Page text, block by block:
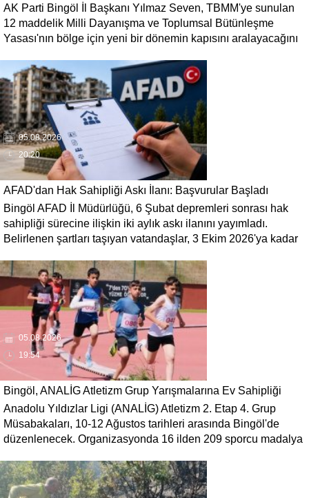
AK Parti Bingöl İl Başkanı Yılmaz Seven, TBMM'ye sunulan
12 maddelik Milli Dayanışma ve Toplumsal Bütünleşme
Yasası'nın bölge için yeni bir dönemin kapısını aralayacağını
ardından bölgemizin üretim, yatırım ve istihdam potansiyelinin
yeniden canlanacağına inanıyoruz' dedi.
05.08.2026
20:20
AFAD'dan Hak Sahipliği Askı İlanı: Başvurular Başladı
Bingöl AFAD İl Müdürlüğü, 6 Şubat depremleri sonrası hak
sahipliği sürecine ilişkin iki aylık askı ilanını yayımladı.
Belirlenen şartları taşıyan vatandaşlar, 3 Ekim 2026'ya kadar
05.08.2026
19:54
Bingöl, ANALİG Atletizm Grup Yarışmalarına Ev Sahipliği
Yapacak
Anadolu Yıldızlar Ligi (ANALİG) Atletizm 2. Etap 4. Grup
Müsabakaları, 10-12 Ağustos tarihleri arasında Bingöl'de
düzenlenecek. Organizasyonda 16 ilden 209 sporcu madalya